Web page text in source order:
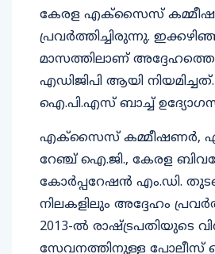
കേരള എക്സൈസ്
പ്രവര്‍ത്തിച്ചിരുന്നു.
മാസത്തിലാണ്
എഡിജിപി ആയി നിയമിച്ചത്.
ഐ.പി.എസ് ബാച്ച്
എക്സൈസ് കമ്മീഷണര്‍,
റേഞ്ച് ഐ.ജി., കേരള
കോര്‍പ്പറേഷന്‍ എം.ഡി.
നിലകളിലും അദ്ദേഹം
2013-ല്‍ രാഷ്ട്രപതിയുടെ
സേവനത്തിനുള്ള പോലീസ്